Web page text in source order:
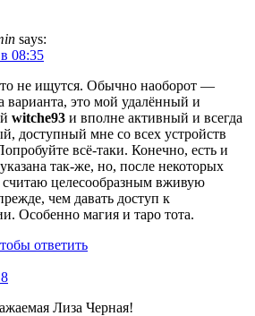
says:
08:35
не ищутся. Обычно наоборот —
варианта, это мой удалённый и
witche93 и вполне активный и всегда
доступный мне со всех устройств
всё-таки. Конечно, есть и
так-же, но, после некоторых
целесообразным вживую
чем давать доступ к
Особенно магия и таро тота.
ответить
Лиза Черная!